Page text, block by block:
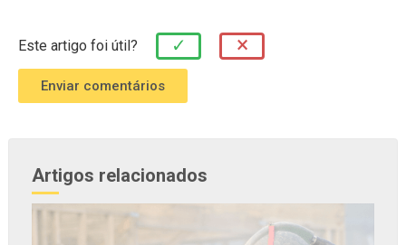
Este artigo foi útil? ✓ ×
Artigos relacionados